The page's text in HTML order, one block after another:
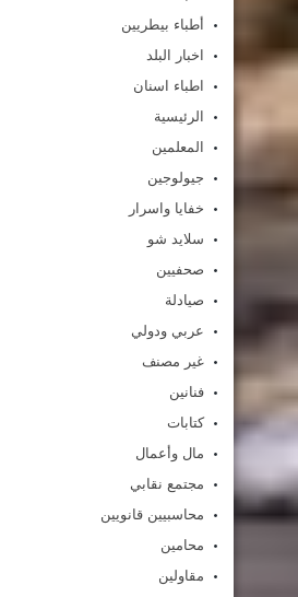
أطباء بيطريين
اخبار البلد
اطباء اسنان
الرئيسية
المعلمين
جيولوجين
خفايا واسرار
سلايد شو
صحفيين
صيادلة
عربي ودولي
غير مصنف
فنانين
كتابات
مال وأعمال
مجتمع نقابي
محاسبيين قانويين
محامين
مقاولين